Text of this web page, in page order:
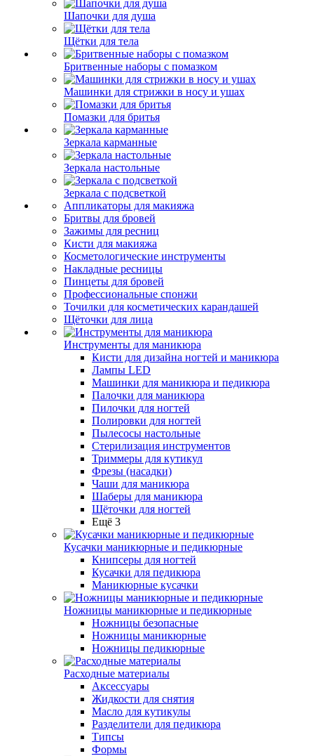
Шапочки для душа
Щётки для тела
Бритвенные наборы с помазком
Машинки для стрижки в носу и ушах
Помазки для бритья
Зеркала карманные
Зеркала настольные
Зеркала с подсветкой
Аппликаторы для макияжа
Бритвы для бровей
Зажимы для ресниц
Кисти для макияжа
Косметологические инструменты
Накладные ресницы
Пинцеты для бровей
Профессиональные спонжи
Точилки для косметических карандашей
Щёточки для лица
Инструменты для маникюра
Кисти для дизайна ногтей и маникюра
Лампы LED
Машинки для маникюра и педикюра
Палочки для маникюра
Пилочки для ногтей
Полировки для ногтей
Пылесосы настольные
Стерилизация инструментов
Триммеры для кутикул
Фрезы (насадки)
Чаши для маникюра
Шаберы для маникюра
Щёточки для ногтей
Ещё 3
Кусачки маникюрные и педикюрные
Книпсеры для ногтей
Кусачки для педикюра
Маникюрные кусачки
Ножницы маникюрные и педикюрные
Ножницы безопасные
Ножницы маникюрные
Ножницы педикюрные
Расходные материалы
Аксессуары
Жидкости для снятия
Масло для кутикулы
Разделители для педикюра
Типсы
Формы